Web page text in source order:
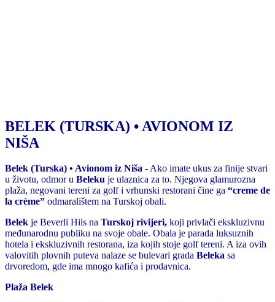
BELEK (TURSKA) • AVIONOM IZ
NIŠA
Belek (Turska) • Avionom iz Niša - Ako imate ukus za finije stvari
u životu, odmor u Beleku je ulaznica za to. Njegova glamurozna
plaža, negovani tereni za golf i vrhunski restorani čine ga “creme de
la crème” odmaralištem na Turskoj obali.
Belek je Beverli Hils na Turskoj rivijeri, koji privlači ekskluzivnu
međunarodnu publiku na svoje obale. Obala je parada luksuznih
hotela i ekskluzivnih restorana, iza kojih stoje golf tereni. A iza ovih
valovitih plovnih puteva nalaze se bulevari grada Beleka sa
drvoredom, gde ima mnogo kafića i prodavnica.
Plaža Belek